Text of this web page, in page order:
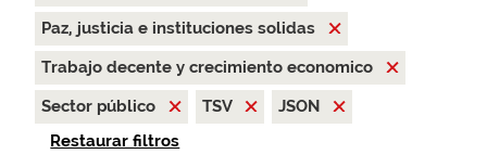
Paz, justicia e instituciones solidas
Trabajo decente y crecimiento economico
Sector público
TSV
JSON
Restaurar filtros